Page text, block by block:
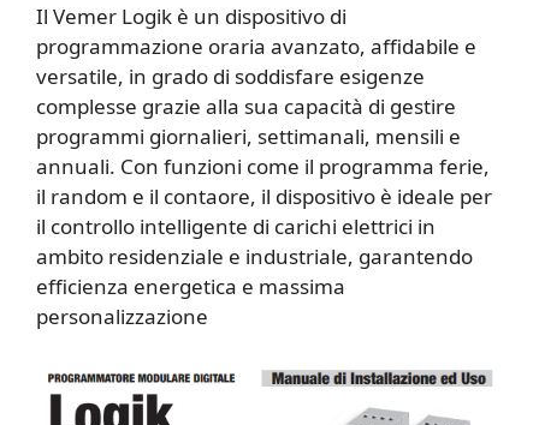
Il Vemer Logik è un dispositivo di
programmazione oraria avanzato, affidabile e
versatile, in grado di soddisfare esigenze
complesse grazie alla sua capacità di gestire
programmi giornalieri, settimanali, mensili e
annuali. Con funzioni come il programma ferie,
il random e il contaore, il dispositivo è ideale per
il controllo intelligente di carichi elettrici in
ambito residenziale e industriale, garantendo
efficienza energetica e massima
personalizzazione